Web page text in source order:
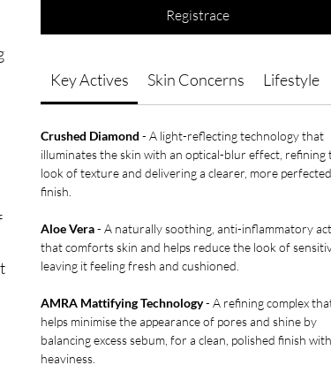
Registrace
Key Actives Skin Concerns Lifestyle
Crushed Diamond - A light-reflecting technology that
illuminates the skin with an optical-blur effect, refining
look of texture and delivering a clearer, more perfected
finish.
Aloe Vera- A naturally soothing, anti-inflammatory
that comforts skin and helps reduce the look of
leaving it feeling fresh and cushioned.
AMRA Mattifying Technology- A refining complex
helps minimise the appearance of pores and shine by
balancing excess sebum, for a clean, polished finish
heaviness.